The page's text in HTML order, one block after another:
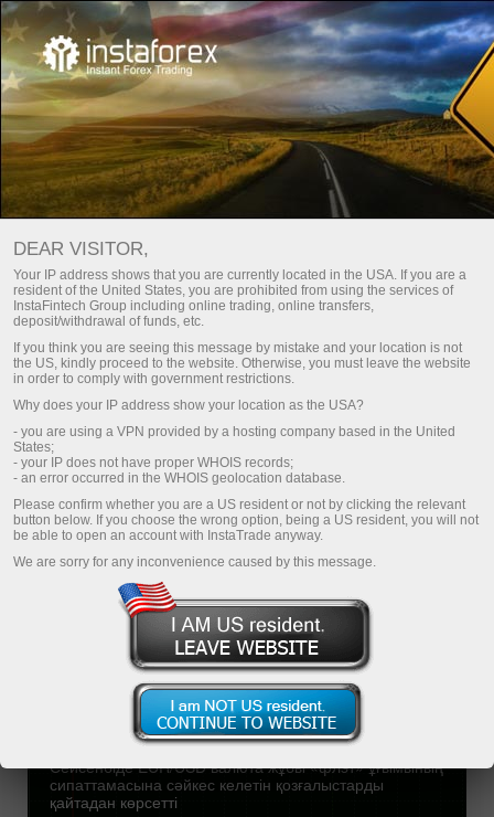
Трейдерам Трейд аналитика Трейд Обзоры
ФОРЕКС ТАЛДАУЫ –
КҮНДЕЛІКТІ НАРЫҚ
ЖАҢАРТУЛАРЫ
Сауда шотын толтыру
Шоттан ақша алу
Свежая аналитика
Популярная аналитика
29 шілдедегі EUR/USD бойынша сауда
ұсыныстары және мәмілелерді талдау.
Күту күйі сақталады
Сейсенбіде EUR/USD валюта жұбы «флэт» ұғымының
сипаттамасына сәйкес келетін қозғалыстарды
қайтадан көрсетті
DEAR VISITOR,
Your IP address shows that you are currently located in the USA. If you are a
resident of the United States, you are prohibited from using the services of
InstaFintech Group including online trading, online transfers,
deposit/withdrawal of funds, etc.
If you think you are seeing this message by mistake and your location is not
the US, kindly proceed to the website. Otherwise, you must leave the website
in order to comply with government restrictions.
Why does your IP address show your location as the USA?
- you are using a VPN provided by a hosting company based in the United
States;
- your IP does not have proper WHOIS records;
- an error occurred in the WHOIS geolocation database.
Please confirm whether you are a US resident or not by clicking the relevant
button below. If you choose the wrong option, being a US resident, you will not
be able to open an account with InstaTrade anyway.
We are sorry for any inconvenience caused by this message.